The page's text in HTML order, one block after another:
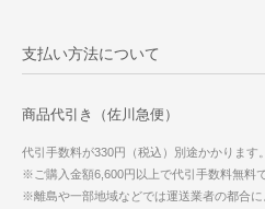
支払い方法について
商品代引き（佐川急便）
代引手数料が330円（税込）別途かかります。
※ご購入金額6,600円以上で代引手数料無料で
※離島や一部地域などでは運送業者の都合